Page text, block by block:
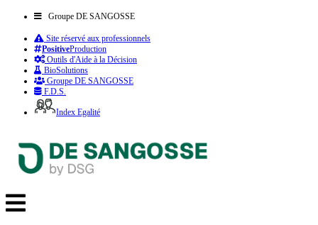
Groupe DE SANGOSSE
Site réservé aux professionnels
PositiveProduction
Outils d'Aide à la Décision
BioSolutions
Groupe DE SANGOSSE
F.D.S.
Index Egalité